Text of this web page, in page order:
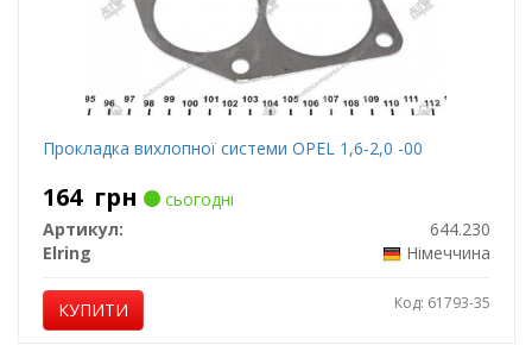
Прокладка вихлопної системи OPEL 1,6-2,0 -00
164 грн
сьогодні
Артикул:
644.230
Elring
Німеччина
КУПИТИ Код: 61793-35